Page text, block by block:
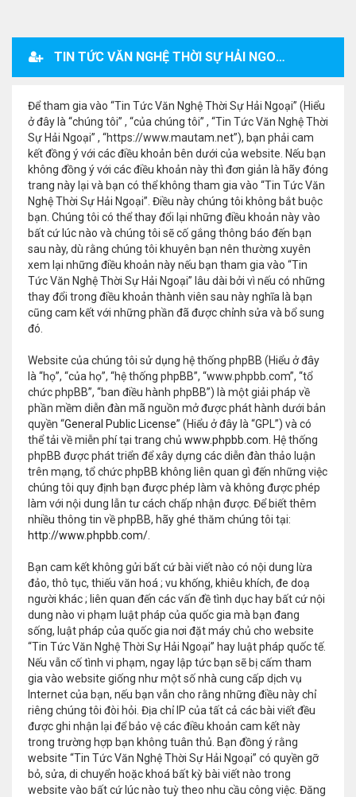
TIN TỨC VĂN NGHỆ THỜI SỰ HẢI NGOẠI - ĐĂNG KÝ THÀNH VIÊN
Để tham gia vào “Tin Tức Văn Nghệ Thời Sự Hải Ngoại” (Hiểu
ở đây là “chúng tôi” , “của chúng tôi” , “Tin Tức Văn Nghệ Thời
Sự Hải Ngoại” , “https://www.mautam.net”), bạn phải cam
kết đồng ý với các điều khoản bên dưới của website. Nếu bạn
không đồng ý với các điều khoản này thì đơn giản là hãy đóng
trang này lại và bạn có thể không tham gia vào “Tin Tức Văn
Nghệ Thời Sự Hải Ngoại”. Điều này chúng tôi không bắt buộc
bạn. Chúng tôi có thể thay đổi lại những điều khoản này vào
bất cứ lúc nào và chúng tôi sẽ cố gắng thông báo đến bạn
sau này, dù rằng chúng tôi khuyên bạn nên thường xuyên
xem lại những điều khoản này nếu bạn tham gia vào “Tin
Tức Văn Nghệ Thời Sự Hải Ngoại” lâu dài bởi vì nếu có những
thay đổi trong điều khoản thành viên sau này nghĩa là bạn
cũng cam kết với những phần đã được chỉnh sửa và bổ sung
đó.
Website của chúng tôi sử dụng hệ thống phpBB (Hiểu ở đây
là “họ”, “của họ”, “hệ thống phpBB”, “www.phpbb.com”, “tổ
chức phpBB”, “ban điều hành phpBB”) là một giải pháp về
phần mềm diễn đàn mã nguồn mở được phát hành dưới bản
quyền “General Public License” (Hiểu ở đây là “GPL”) và có
thể tải về miễn phí tại trang chủ www.phpbb.com . Hệ thống
phpBB được phát triển để xây dựng các diễn đàn thảo luận
trên mạng, tổ chức phpBB không liên quan gì đến những việc
chúng tôi quy định bạn được phép làm và không được phép
làm với nội dung lẫn tư cách chấp nhận được. Để biết thêm
nhiều thông tin về phpBB, hãy ghé thăm chúng tôi tại:
http://www.phpbb.com/
Bạn cam kết không gửi bất cứ bài viết nào có nội dung lừa
đảo, thô tục, thiếu văn hoá ; vu khống, khiêu khích, đe doạ
người khác ; liên quan đến các vấn đề tình dục hay bất cứ nội
dung nào vi phạm luật pháp của quốc gia mà bạn đang
sống, luật pháp của quốc gia nơi đặt máy chủ cho website
“Tin Tức Văn Nghệ Thời Sự Hải Ngoại” hay luật pháp quốc tế.
Nếu vẫn cố tình vi phạm, ngay lập tức bạn sẽ bị cấm tham
gia vào website giống như một số nhà cung cấp dịch vụ
Internet của bạn, nếu bạn vẫn cho rằng những điều này chỉ
riêng chúng tôi đòi hỏi. Địa chỉ IP của tất cả các bài viết đều
được ghi nhận lại để bảo vệ các điều khoản cam kết này
trong trường hợp bạn không tuân thủ. Bạn đồng ý rằng
website “Tin Tức Văn Nghệ Thời Sự Hải Ngoại” có quyền gỡ
bỏ, sửa, di chuyển hoặc khoá bất kỳ bài viết nào trong
website vào bất cứ lúc nào tuỳ theo nhu cầu công việc. Đăng